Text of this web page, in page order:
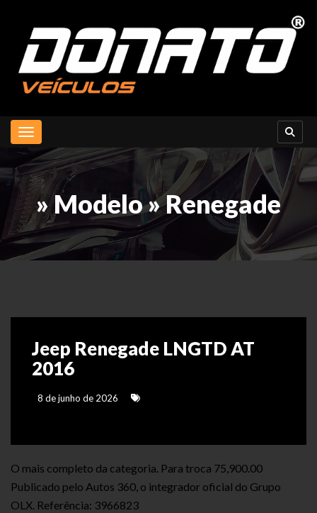
Toggle navigation
» Modelo » Renegade
Jeep Renegade LNGTD AT
2016
8 de junho de 2026
O mais completo da categoria. Para troca 75,900.00
Publicado pelo Autos 360, o integrador oficial do Grupo
OLX. Referência: 3966823